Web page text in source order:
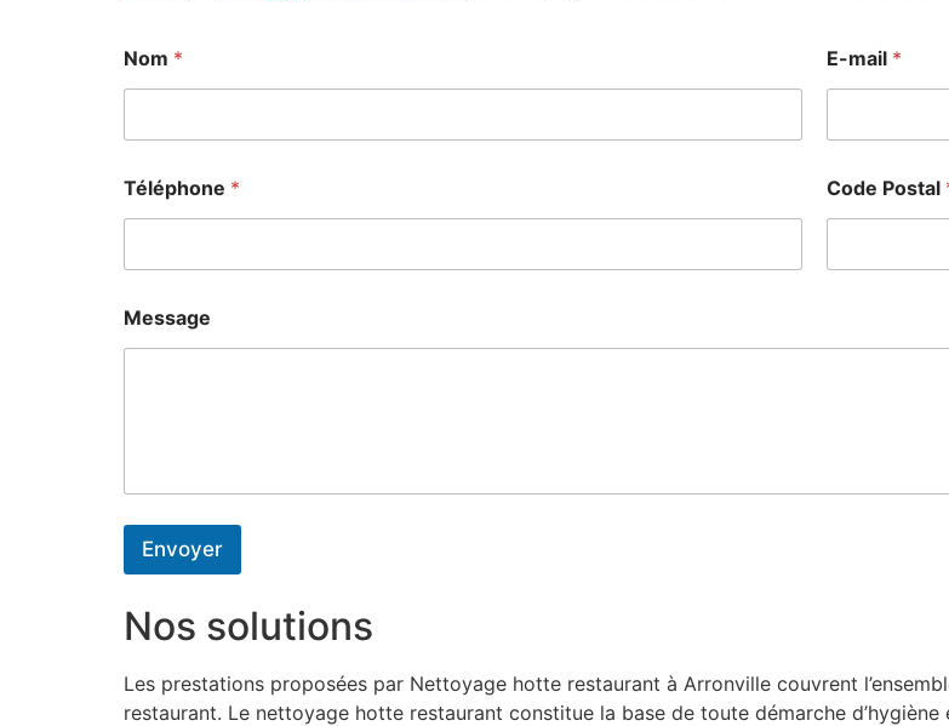
Nom * E-mail *
Téléphone * Code Postal
Message
Envoyer
Nos solutions
Les prestations proposées par Nettoyage hotte restaurant à Arronville couvrent
restaurant. Le nettoyage hotte restaurant constitue la base de toute démarche